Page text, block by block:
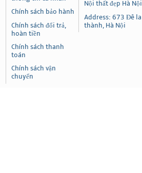
Chính sách bảo hành
Chính sách đổi trả,
hoàn tiền
Chính sách thanh
toán
Chính sách vận
chuyển
Nội thất đẹp Hà Nội
Address: 673 Đê la
thành, Hà Nội